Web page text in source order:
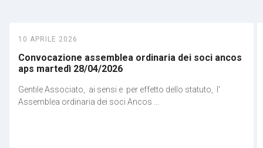
10 APRILE 2026
Convocazione assemblea ordinaria dei soci ancos
aps martedì 28/04/2026
Gentile Associato, ai sensi e per effetto dello statuto, l'
Assemblea ordinaria dei soci Ancos ...